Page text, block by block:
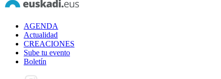
AGENDA
Actualidad
CREACIONES
Sube tu evento
Boletín